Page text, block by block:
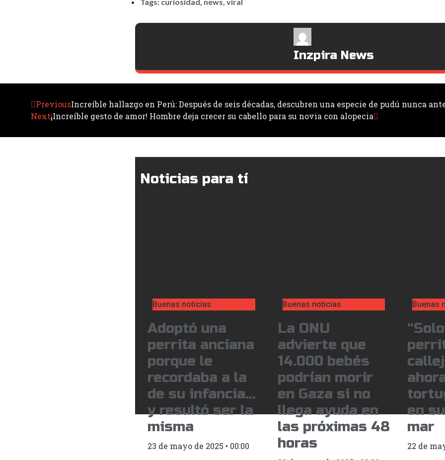
Inzpira News
PreviousIncreíble hallazgo en Perú: Después de seis décadas, descubren una especie de pudú nunca
Next¡Increíble gesto de amor! Hombre deja crecer su cabello para su novia con alopecia
Noticias para tí
Buenas noticias
Adoptó una
perrita anciana
porque le
recordaba a la
de su infancia…
y resultó ser la
misma
23 de mayo de 2025 00:00
Buenas noticias
La ONU
advierte que
14.000 bebés
podrían morir
en Gaza si no
llega ayuda en
las próximas 48
horas
Buenas
en
mar
22 de